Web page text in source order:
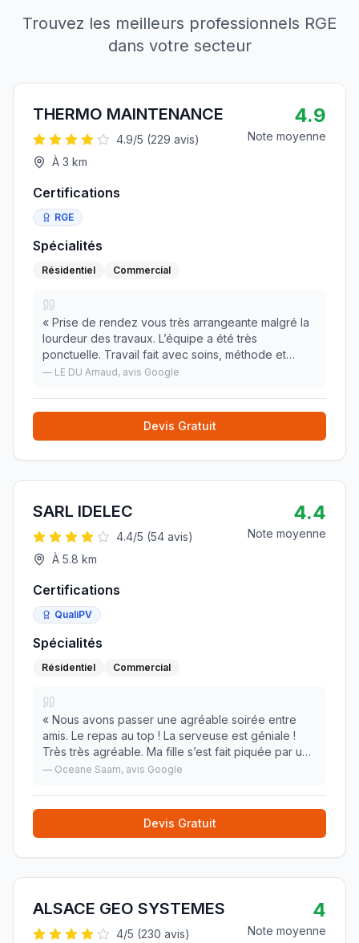
Trouvez les meilleurs professionnels RGE
dans votre secteur
THERMO MAINTENANCE
4.9/5 (229 avis)
À 3 km
4.9
Note moyenne
Certifications
RGE
Spécialités
Résidentiel Commercial
« Prise de rendez vous très arrangeante malgré la
lourdeur des travaux. L’équipe a été très
ponctuelle. Travail fait avec soins, méthode et
précision. Mon système de chauffage est à
Yohann p»
— LE DU Arnaud, avis Google
Devis Gratuit
SARL IDELEC
4.4/5 (54 avis)
À 5.8 km
4.4
Note moyenne
Certifications
QualiPV
Spécialités
Résidentiel Commercial
« Nous avons passer une agréable soirée entre
amis. Le repas au top ! La serveuse est géniale !
Très très agréable. Ma fille s’est fait piquée par une
guêpe, elle a tout de suite su faire le nécessaire
— Oceane Saam, avis Google
Devis Gratuit
ALSACE GEO SYSTEMES
4/5 (230 avis)
4
Note moyenne